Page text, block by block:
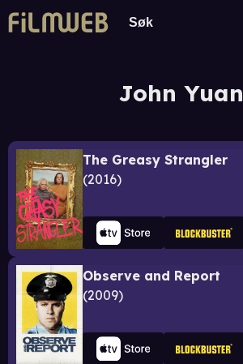
John Yuan
The Greasy Strangler
2016
Observe and Report
2009